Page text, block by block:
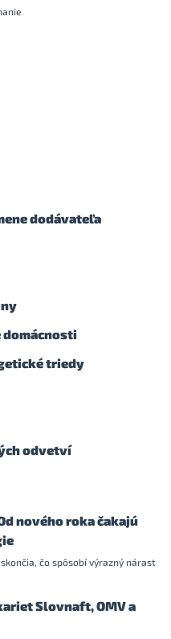
dodávateľa
triedy
odvetví
nového roka čakajú
čo spôsobí výrazný nárast
Slovnaft, OMV a